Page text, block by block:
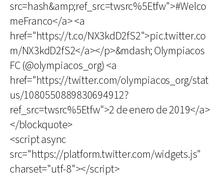
src=hash&amp;ref_src=twsrc%5Etfw">#Welco
meFranco</a> <a
href="https://t.co/NX3kdD2fS2">pic.twitter.co
m/NX3kdD2fS2</a></p>&mdash; Olympiacos
FC (@olympiacos_org) <a
href="https://twitter.com/olympiacos_org/stat
us/1080550889830694912?
ref_src=twsrc%5Etfw">2 de enero de 2019</a>
</blockquote>
<script async
src="https://platform.twitter.com/widgets.js"
charset="utf-8"></script>